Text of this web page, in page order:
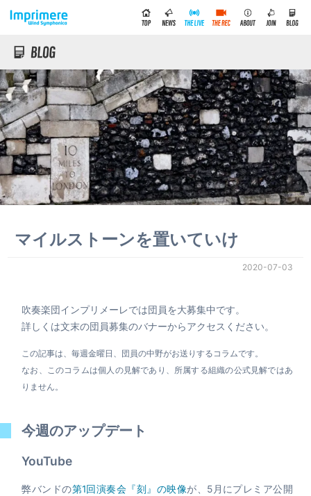
マイルストーンを置いていけ
2020-07-03
吹奏楽団インプリメーレでは団員を大募集中です。
詳しくは文末の団員募集のバナーからアクセスください。
この記事は、毎週金曜日、団員の中野がお送りするコラムです。
なお、このコラムは個人の見解であり、所属する組織の公式見解ではあ
りません。
今週のアップデート
YouTube
弊バンドの第1回演奏会『刻』の映像が、5月にプレミア公開